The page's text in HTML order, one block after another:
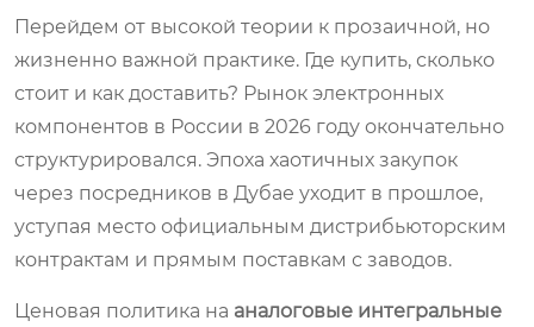
Перейдем от высокой теории к прозаичной, но
жизненно важной практике. Где купить, сколько
стоит и как доставить? Рынок электронных
компонентов в России в 2026 году окончательно
структурировался. Эпоха хаотичных закупок
через посредников в Дубае уходит в прошлое,
уступая место официальным дистрибьюторским
контрактам и прямым поставкам с заводов.
Ценовая политика на аналоговые интегральные